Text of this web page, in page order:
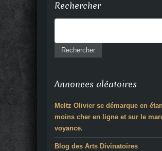
Rechercher
Annonces aléatoires
Meltz Olivier se démarque en
moins cher en ligne et sur le
voyance.
Blog des Arts Divinatoires